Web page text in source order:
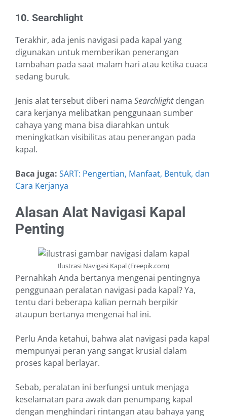
10. Searchlight
Terakhir, ada jenis navigasi pada kapal yang
digunakan untuk memberikan penerangan
tambahan pada saat malam hari atau ketika cuaca
sedang buruk.
Jenis alat tersebut diberi nama Searchlightdengan
cara kerjanya melibatkan penggunaan sumber
cahaya yang mana bisa diarahkan untuk
meningkatkan visibilitas atau penerangan pada
kapal.
Baca juga: SART: Pengertian, Manfaat, Bentuk, dan
Cara Kerjanya
Alasan Alat Navigasi Kapal
Penting
Ilustrasi Navigasi Kapal (Freepik.com)
Pernahkah Anda bertanya mengenai pentingnya
penggunaan peralatan navigasi pada kapal? Ya,
tentu dari beberapa kalian pernah berpikir
ataupun bertanya mengenai hal ini.
Perlu Anda ketahui, bahwa alat navigasi pada kapal
mempunyai peran yang sangat krusial dalam
proses kapal berlayar.
Sebab, peralatan ini berfungsi untuk menjaga
keselamatan para awak dan penumpang kapal
dengan menghindari rintangan atau bahaya yang